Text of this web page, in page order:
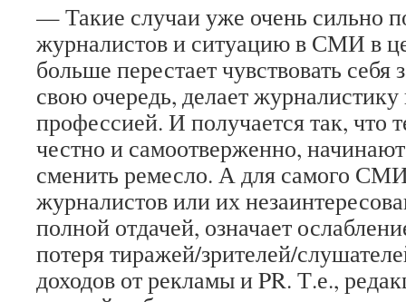
— Такие случаи уже очень сильно
журналистов и ситуацию в СМИ в
больше перестает чувствовать
свою очередь, делает
профессией. И получается так, что
честно и самоотверженно,
сменить ремесло. А для самого
журналистов или их
полной отдачей, означает
потеря тиражей/зрителей/
доходов от рекламы и PR. Т.е.,